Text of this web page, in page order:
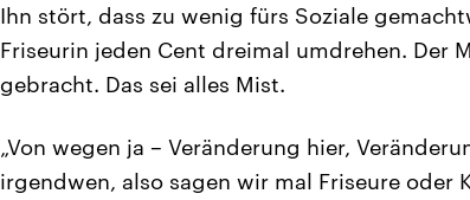
Ihn stört, dass zu wenig fürs Soziale
Friseurin jeden Cent dreimal umdrehen. Der
gebracht. Das sei alles Mist.
„Von wegen ja – Veränderung hier,
irgendwen, also sagen wir mal Friseure oder